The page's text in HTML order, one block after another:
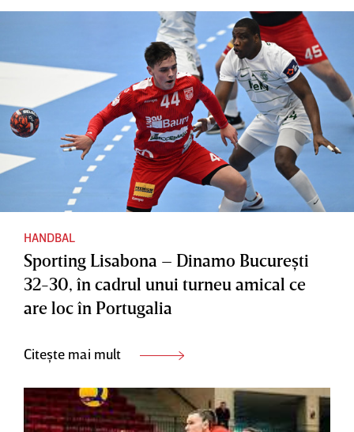
HANDBAL
Sporting Lisabona – Dinamo Bucureşti
32-30, în cadrul unui turneu amical ce
are loc în Portugalia
Citește mai mult